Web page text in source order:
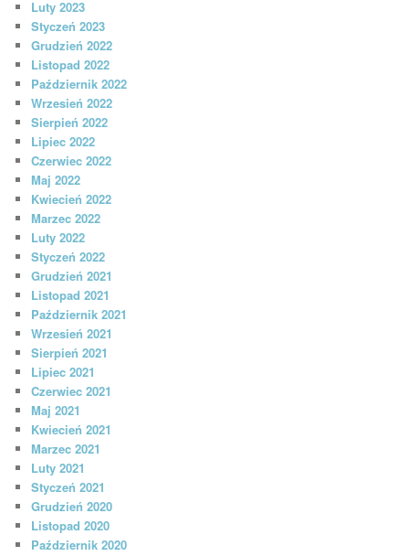
Luty 2023
Styczeń 2023
Grudzień 2022
Listopad 2022
Październik 2022
Wrzesień 2022
Sierpień 2022
Lipiec 2022
Czerwiec 2022
Maj 2022
Kwiecień 2022
Marzec 2022
Luty 2022
Styczeń 2022
Grudzień 2021
Listopad 2021
Październik 2021
Wrzesień 2021
Sierpień 2021
Lipiec 2021
Czerwiec 2021
Maj 2021
Kwiecień 2021
Marzec 2021
Luty 2021
Styczeń 2021
Grudzień 2020
Listopad 2020
Październik 2020